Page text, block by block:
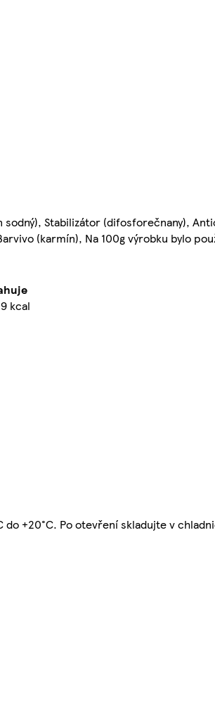
Stabilizátor (difosforečnany),
(karmín), Na 100g výrobku bylo
kcal
+20°C. Po otevření skladujte v